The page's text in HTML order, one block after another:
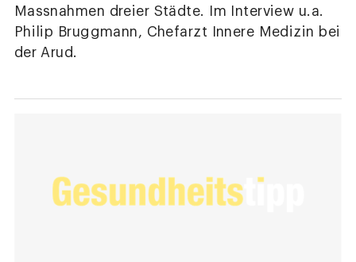
Massnahmen dreier Städte. Im Interview u.a.
Philip Bruggmann, Chefarzt Innere Medizin bei
der Arud.